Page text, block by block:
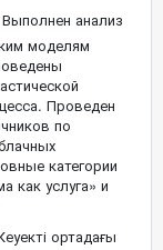
Выполнен анализ
моделям
Проведен
по
категории
как услуга» и
ортадағы